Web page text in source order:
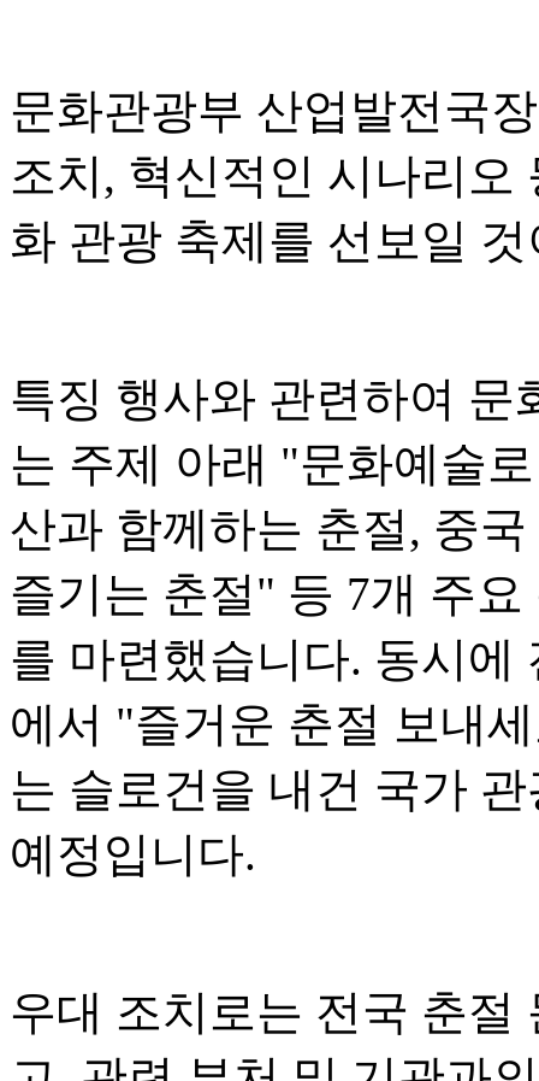
문화관광부 산업발전국
조치, 혁신적인 시나리오
화 관광 축제를 선보일
특징 행사와 관련하여
는 주제 아래 "문화예술
산과 함께하는 춘절, 중
즐기는 춘절" 등 7개 주
를 마련했습니다. 동시에
에서 "즐거운 춘절 보내
는 슬로건을 내건 국가
예정입니다.
우대 조치로는 전국 춘절